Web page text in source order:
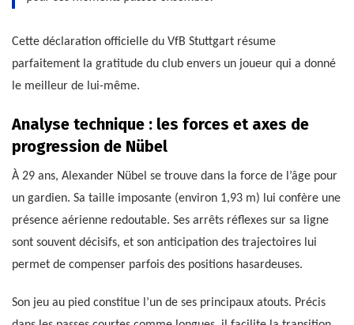
Cette déclaration officielle du VfB Stuttgart résume
parfaitement la gratitude du club envers un joueur qui a donné
le meilleur de lui-même.
Analyse technique : les forces et axes de
progression de Nübel
À 29 ans, Alexander Nübel se trouve dans la force de l’âge pour
un gardien. Sa taille imposante (environ 1,93 m) lui confère une
présence aérienne redoutable. Ses arrêts réflexes sur sa ligne
sont souvent décisifs, et son anticipation des trajectoires lui
permet de compenser parfois des positions hasardeuses.
Son jeu au pied constitue l’un de ses principaux atouts. Précis